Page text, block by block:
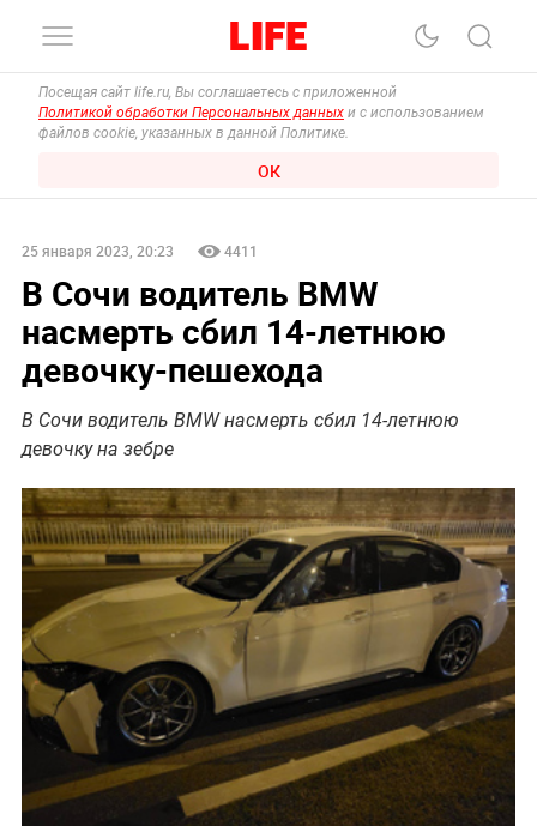
Посещая сайт life.ru, Вы соглашаетесь с приложенной
Политикой обработки Персональных данных и с использованием
файлов cookie, указанных в данной Политике.
ОК
25 января 2023, 20:23 4411
В Сочи водитель BMW
насмерть сбил 14-летнюю
девочку-пешехода
В Сочи водитель BMW насмерть сбил 14-летнюю
девочку на зебре